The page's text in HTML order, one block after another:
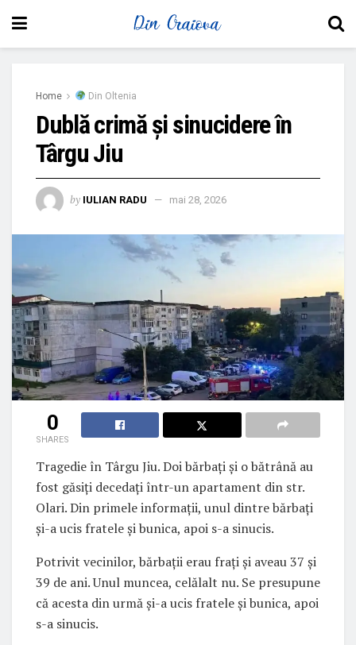
Home Din Oltenia
Dublă crimă și sinucidere în
Târgu Jiu
by IULIAN RADU mai 28, 2026
0
SHARES
Tragedie în Târgu Jiu. Doi bărbați și o bătrână au
fost găsiți decedați într-un apartament din str.
Olari. Din primele informații, unul dintre bărbați
și-a ucis fratele și bunica, apoi s-a sinucis.
Potrivit vecinilor, bărbații erau frați și aveau 37 și
39 de ani. Unul muncea, celălalt nu. Se presupune
că acesta din urmă și-a ucis fratele și bunica, apoi
s-a sinucis.